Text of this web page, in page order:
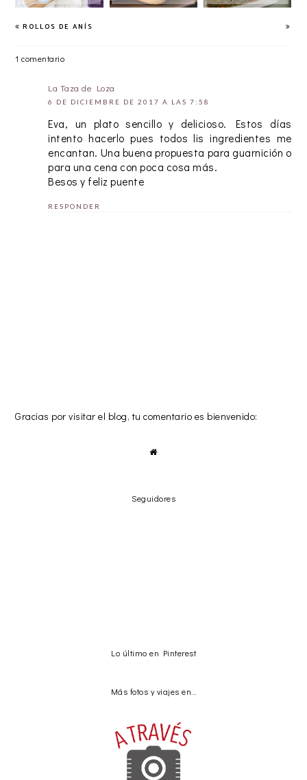
ROLLOS DE ANÍS
1 comentario
La Taza de Loza
6 DE DICIEMBRE DE 2017 A LAS 7:58
Eva, un plato sencillo y delicioso. Estos días
intento hacerlo pues todos lis ingredientes me
encantan. Una buena propuesta para guarnición o
para una cena con poca cosa más.
Besos y feliz puente
RESPONDER
Gracias por visitar el blog, tu comentario es bienvenido:
Seguidores
Lo último en Pinterest
Más fotos y viajes en...